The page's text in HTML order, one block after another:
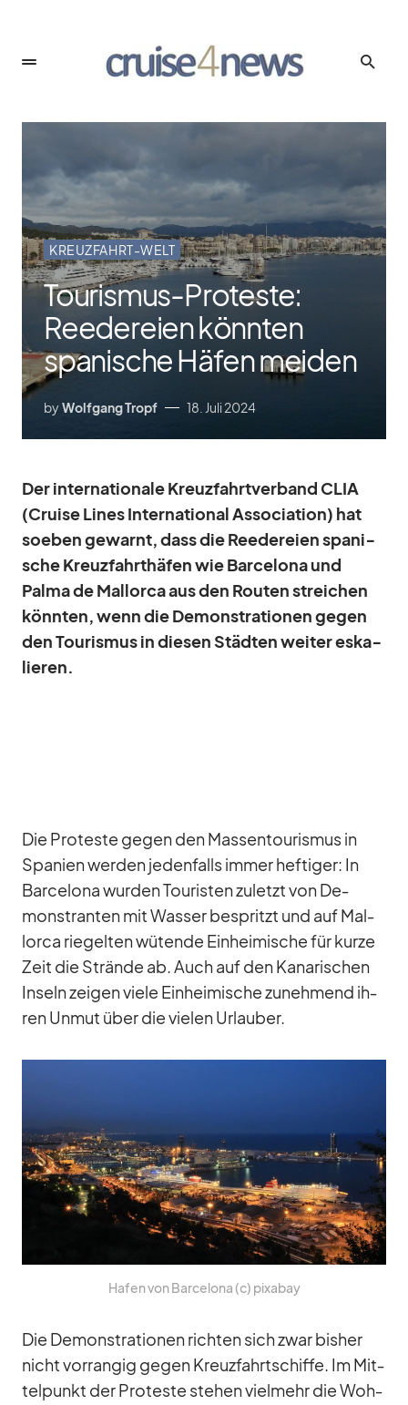
KREUZFAHRT-WELT
Tourismus-Proteste:
Reedereien könnten
spanische Häfen meiden
byWolfgang Tropf 18. Juli 2024
Der in­ter­na­tio­nale Kreuz­fahrt­ver­band CLIA
(Cruise Li­nes In­ter­na­tio­nal As­so­cia­tion) hat
so­eben ge­warnt, dass die Ree­de­reien spa­ni­
sche Kreuz­fahrt­hä­fen wie Bar­ce­lona und
Palma de Mal­lorca aus den Rou­ten strei­chen
könn­ten, wenn die De­mons­tra­tio­nen ge­gen
den Tou­ris­mus in die­sen Städ­ten wei­ter es­ka­
lie­ren.
Die Pro­teste ge­gen den Mas­sen­tou­ris­mus in
Spa­nien wer­den je­den­falls im­mer hef­ti­ger: In
Bar­ce­lona wur­den Tou­ris­ten zu­letzt von De­
mons­tran­ten mit Was­ser be­spritzt und auf Mal­
lorca rie­gel­ten wü­tende Ein­hei­mi­sche für kurze
Zeit die Strände ab. Auch auf den Ka­na­ri­schen
In­seln zei­gen viele Ein­hei­mi­sche zu­neh­mend ih­
ren Un­mut über die vie­len Ur­lau­ber.
Ha­fen von Bar­ce­lona (c) pix­a­bay
Die De­mons­tra­tio­nen rich­ten sich zwar bis­her
nicht vor­ran­gig ge­gen Kreuz­fahrt­schiffe. Im Mit­
tel­punkt der Pro­teste ste­hen viel­mehr die Woh­